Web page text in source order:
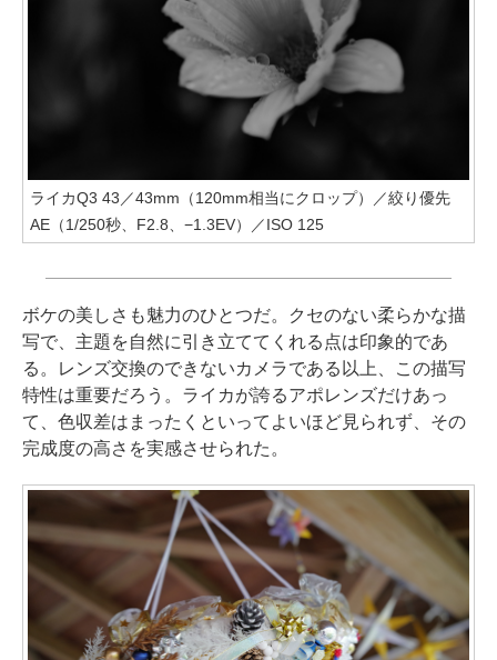
ライカQ3 43／43mm（120mm相当にクロップ）／絞り優先
AE（1/250秒、F2.8、−1.3EV）／ISO 125
ボケの美しさも魅力のひとつだ。クセのない柔らかな描
写で、主題を自然に引き立ててくれる点は印象的であ
る。レンズ交換のできないカメラである以上、この描写
特性は重要だろう。ライカが誇るアポレンズだけあっ
て、色収差はまったくといってよいほど見られず、その
完成度の高さを実感させられた。